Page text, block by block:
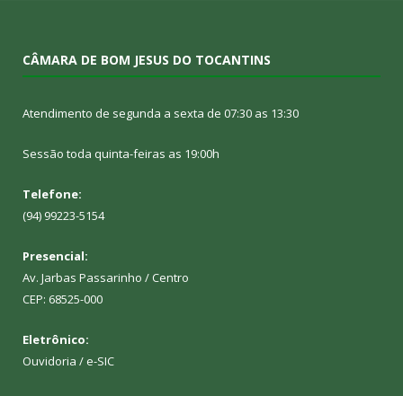
CÂMARA DE BOM JESUS DO TOCANTINS
Atendimento de segunda a sexta de 07:30 as 13:30
Sessão toda quinta-feiras as 19:00h
Telefone:
(94) 99223-5154
Presencial:
Av. Jarbas Passarinho / Centro
CEP: 68525-000
Eletrônico:
Ouvidoria / e-SIC